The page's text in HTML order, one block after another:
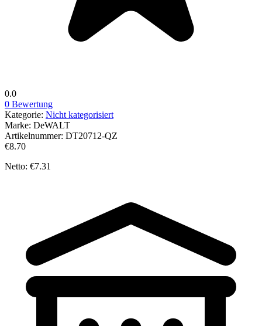
0.0
0 Bewertung
Kategorie: Nicht kategorisiert
Marke: DeWALT
Artikelnummer: DT20712-QZ
€8.70
Netto: €7.31